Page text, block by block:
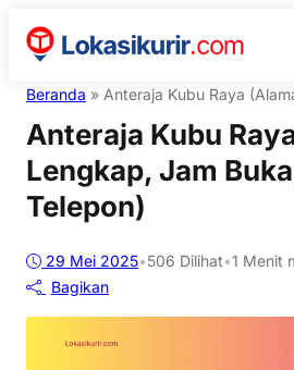
Beranda » Anteraja Kubu Raya
Anteraja Kubu
Lengkap, Jam
Telepon)
29 Mei 2025•506 Dilihat•1 Menit
Bagikan